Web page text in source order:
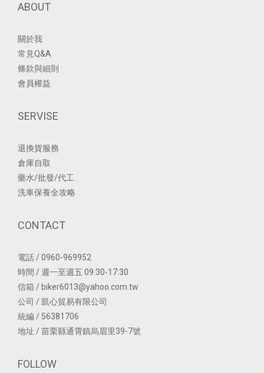
ABOUT
關於我
常見Q&A
條款與細則
會員權益
SERVISE
退換貨服務
倉庫自取
藥水/批發/代工
洗車保養全攻略
CONTACT
電話 / 0960-969952
時間 / 週一至週五 09:30-17:30
信箱 / biker6013@yahoo.com.tw
公司 / 凱心貿易有限公司
統編 / 56381706
地址 / 苗栗縣通霄鎮烏眉里39-7號
FOLLOW